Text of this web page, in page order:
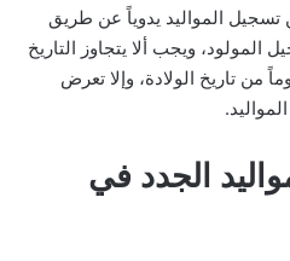
المواليد يدوياً عن طريق
ويجب ألا يتجاوز التاريخ
من تاريخ الولادة، وإلا تعرض
الجدد في